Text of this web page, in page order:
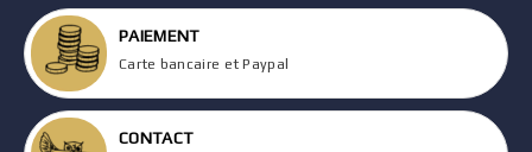
PAIEMENT
Carte bancaire et Paypal
CONTACT